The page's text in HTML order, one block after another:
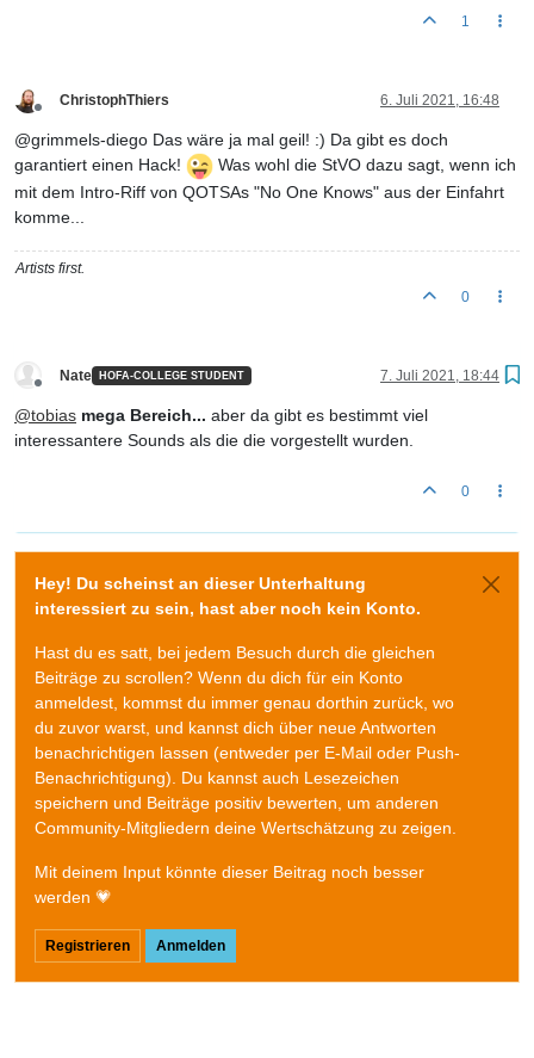
1
ChristophThiers 6. Juli 2021, 16:48
@grimmels-diego Das wäre ja mal geil! :) Da gibt es doch
garantiert einen Hack!
Was wohl die StVO dazu sagt, wenn ich
mit dem Intro-Riff von QOTSAs "No One Knows" aus der Einfahrt
komme...
Artists first.
0
Nate HOFA-COLLEGE STUDENT 7. Juli 2021, 18:44
@tobias mega Bereich... aber da gibt es bestimmt viel
interessantere Sounds als die die vorgestellt wurden.
0
Hey! Du scheinst an dieser Unterhaltung
interessiert zu sein, hast aber noch kein Konto.
Hast du es satt, bei jedem Besuch durch die gleichen
Beiträge zu scrollen? Wenn du dich für ein Konto
anmeldest, kommst du immer genau dorthin zurück, wo
du zuvor warst, und kannst dich über neue Antworten
benachrichtigen lassen (entweder per E-Mail oder Push-
Benachrichtigung). Du kannst auch Lesezeichen
speichern und Beiträge positiv bewerten, um anderen
Community-Mitgliedern deine Wertschätzung zu zeigen.
Mit deinem Input könnte dieser Beitrag noch besser
werden 💗
Registrieren Anmelden